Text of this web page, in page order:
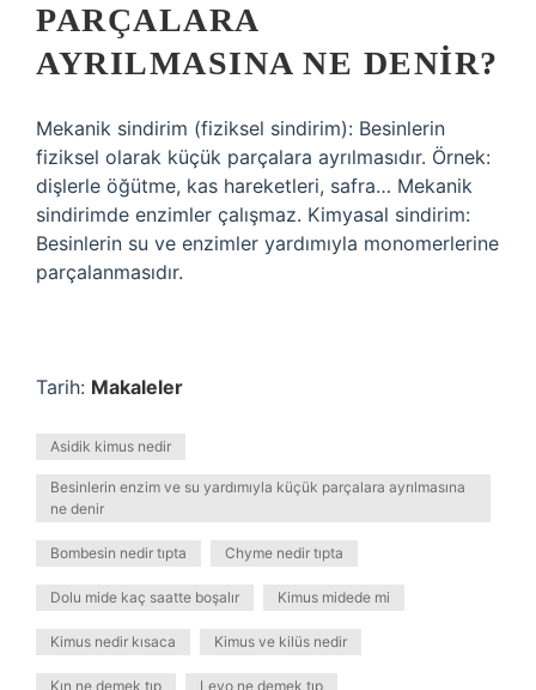
PARÇALARA
AYRILMASINA NE DENIR?
Mekanik sindirim (fiziksel sindirim): Besinlerin
fiziksel olarak küçük parçalara ayrılmasıdır. Örnek:
dişlerle öğütme, kas hareketleri, safra… Mekanik
sindirimde enzimler çalışmaz. Kimyasal sindirim:
Besinlerin su ve enzimler yardımıyla monomerlerine
parçalanmasıdır.
Tarih: Makaleler
Asidik kimus nedir
Besinlerin enzim ve su yardımıyla küçük parçalara ayrılmasına
ne denir
Bombesin nedir tıpta Chyme nedir tıpta
Dolu mide kaç saatte boşalır Kimus midede mi
Kimus nedir kısaca Kimus ve kilüs nedir
Kın ne demek tıp Levo ne demek tıp